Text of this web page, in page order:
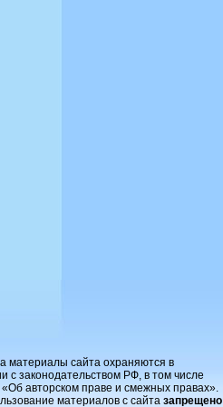
материалы сайта охраняются в
с законодательством РФ, в том числе
авторском праве и смежных правах».
материалов с сайта запрещено